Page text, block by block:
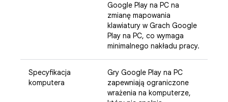
Google Play na PC na
zmianę mapowania
klawiatury w Grach Google
Play na PC, co wymaga
minimalnego nakładu pracy.
Specyfikacja
komputera
Gry Google Play na PC
zapewniają ograniczone
wrażenia na komputerze,